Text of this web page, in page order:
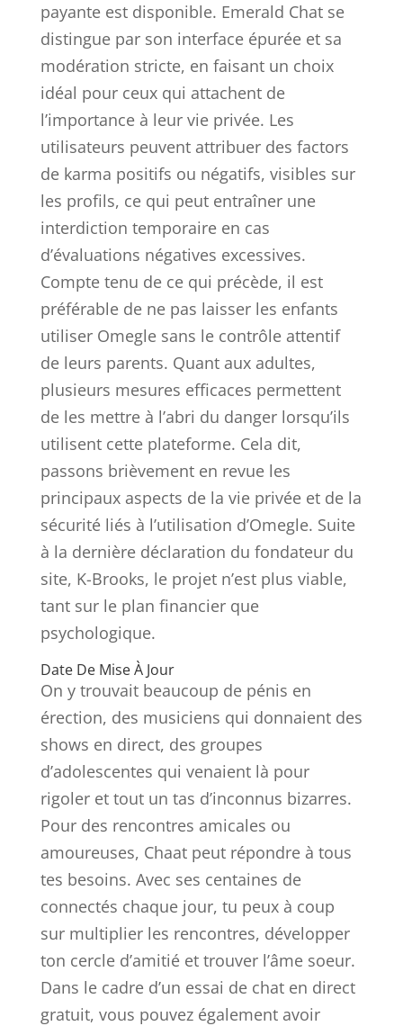
payante est disponible. Emerald Chat se
distingue par son interface épurée et sa
modération stricte, en faisant un choix
idéal pour ceux qui attachent de
l’importance à leur vie privée. Les
utilisateurs peuvent attribuer des factors
de karma positifs ou négatifs, visibles sur
les profils, ce qui peut entraîner une
interdiction temporaire en cas
d’évaluations négatives excessives.
Compte tenu de ce qui précède, il est
préférable de ne pas laisser les enfants
utiliser Omegle sans le contrôle attentif
de leurs parents. Quant aux adultes,
plusieurs mesures efficaces permettent
de les mettre à l’abri du danger lorsqu’ils
utilisent cette plateforme. Cela dit,
passons brièvement en revue les
principaux aspects de la vie privée et de la
sécurité liés à l’utilisation d’Omegle. Suite
à la dernière déclaration du fondateur du
site, K-Brooks, le projet n’est plus viable,
tant sur le plan financier que
psychologique.
Date De Mise À Jour
On y trouvait beaucoup de pénis en
érection, des musiciens qui donnaient des
shows en direct, des groupes
d’adolescentes qui venaient là pour
rigoler et tout un tas d’inconnus bizarres.
Pour des rencontres amicales ou
amoureuses, Chaat peut répondre à tous
tes besoins. Avec ses centaines de
connectés chaque jour, tu peux à coup
sur multiplier les rencontres, développer
ton cercle d’amitié et trouver l’âme soeur.
Dans le cadre d’un essai de chat en direct
gratuit, vous pouvez également avoir